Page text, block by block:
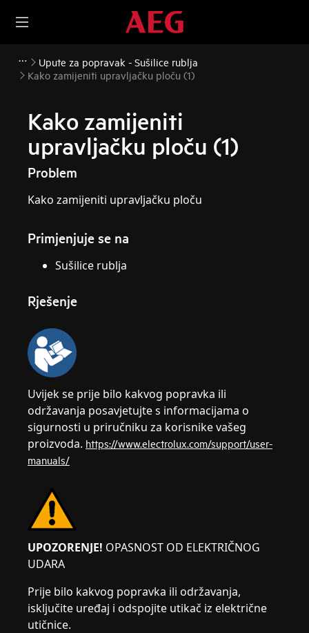
Upute za popravak - Sušilice rublja
Kako zamijeniti upravljačku ploču (1)
Kako zamijeniti
upravljačku ploču (1)
Problem
Kako zamijeniti upravljačku ploču
Primjenjuje se na
Sušilice rublja
Rješenje
Uvijek se prije bilo kakvog popravka ili
održavanja posavjetujte s informacijama o
sigurnosti u priručniku za korisnike vašeg
proizvoda. https://www.electrolux.com/support/user-
manuals/
UPOZORENJE! OPASNOST OD ELEKTRIČNOG
UDARA
Prije bilo kakvog popravka ili održavanja,
isključite uređaj i odspojite utikač iz električne
utičnice.